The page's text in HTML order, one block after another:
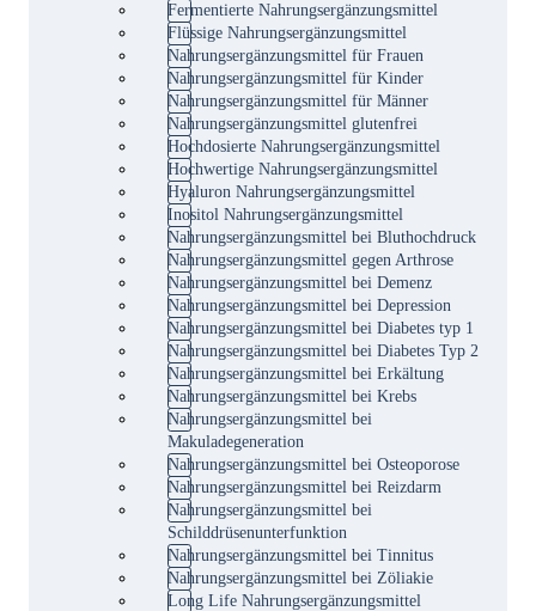
Fermentierte Nahrungsergänzungsmittel
Flüssige Nahrungsergänzungsmittel
Nahrungsergänzungsmittel für Frauen
Nahrungsergänzungsmittel für Kinder
Nahrungsergänzungsmittel für Männer
Nahrungsergänzungsmittel glutenfrei
Hochdosierte Nahrungsergänzungsmittel
Hochwertige Nahrungsergänzungsmittel
Hyaluron Nahrungsergänzungsmittel
Inositol Nahrungsergänzungsmittel
Nahrungsergänzungsmittel bei Bluthochdruck
Nahrungsergänzungsmittel gegen Arthrose
Nahrungsergänzungsmittel bei Demenz
Nahrungsergänzungsmittel bei Depression
Nahrungsergänzungsmittel bei Diabetes typ 1
Nahrungsergänzungsmittel bei Diabetes Typ 2
Nahrungsergänzungsmittel bei Erkältung
Nahrungsergänzungsmittel bei Krebs
Nahrungsergänzungsmittel bei
Makuladegeneration
Nahrungsergänzungsmittel bei Osteoporose
Nahrungsergänzungsmittel bei Reizdarm
Nahrungsergänzungsmittel bei
Schilddrüsenunterfunktion
Nahrungsergänzungsmittel bei Tinnitus
Nahrungsergänzungsmittel bei Zöliakie
Long Life Nahrungsergänzungsmittel